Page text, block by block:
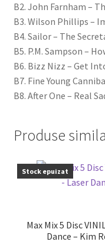
B2. John Farnham –
B3. Wilson Phillips –
B4. Sailor – The
B5. P.M. Sampson –
B6. Bizz Nizz – Get
B7. Fine Young
B8. After One – Real
Produse
Stock epuizat
Max Mix 5 Disc VINIL VG VG+ Lucia – Mel & Kim – Laser
Dance